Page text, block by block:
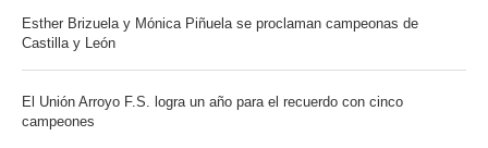
Esther Brizuela y Mónica Piñuela se proclaman campeonas de
Castilla y León
El Unión Arroyo F.S. logra un año para el recuerdo con cinco
campeones